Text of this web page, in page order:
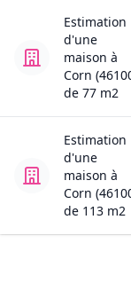
Estimation
d'une
maison à
Corn
de 77 m2
Estimation
d'une
maison à
Corn
de 113 m2